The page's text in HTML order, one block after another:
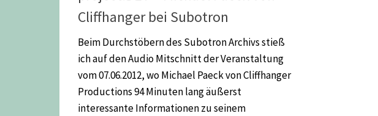
Cliffhanger bei Subotron
Beim Durchstöbern des Subotron Archivs stieß
ich auf den Audio Mitschnitt der Veranstaltung
vom 07.06.2012, wo Michael Paeck von Cliffhanger
Productions 94 Minuten lang äußerst
interessante Informationen zu seinem